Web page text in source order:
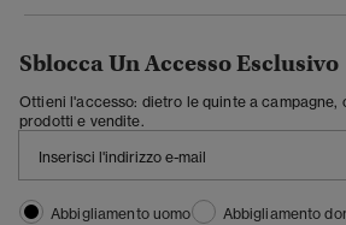
Sblocca Un Accesso Esclusivo
Ottieni l'accesso: dietro le quinte a campagne,
prodotti e vendite.
Abbigliamento uomo
Abbigliamento